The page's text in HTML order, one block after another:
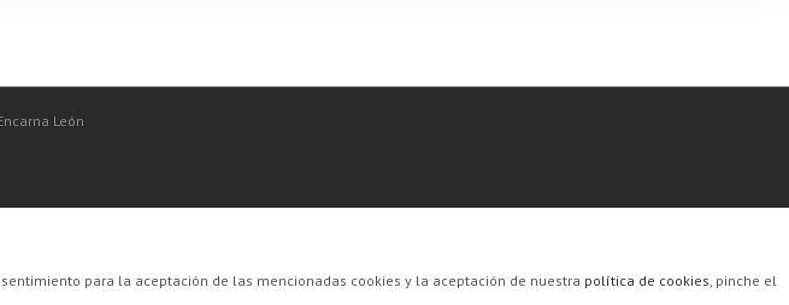
León
para la aceptación de las mencionadas cookies y la aceptación de nuestra política de cookies , pinche el